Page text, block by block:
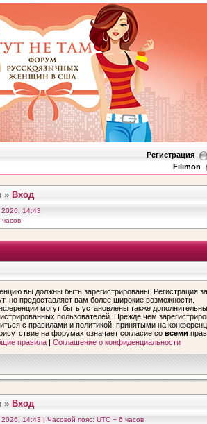
Регистрация
Filimon
» Вход
2026, 14:43
вы должны быть зарегистрированы. Регистрация
но предоставляет вам более широкие возможности.
могут быть установлены также
пользователей. Прежде чем
с правилами и политикой, принятыми на
на форумах означает согласие со всеми
правила| Соглашение о конфиденциальности
» Вход
14:43 | Часовой пояс: UTC − 6 часов